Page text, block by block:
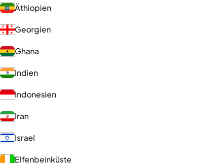
Äthiopien
Georgien
Ghana
Indien
Indonesien
Iran
Israel
Elfenbeinküste